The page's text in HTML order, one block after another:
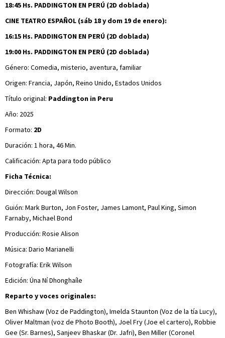
18:45 Hs. PADDINGTON EN PERÚ (2D doblada)
CINE TEATRO ESPAÑOL (sáb 18 y dom 19 de enero):
16:15 Hs. PADDINGTON EN PERÚ (2D doblada)
19:00 Hs. PADDINGTON EN PERÚ (2D doblada)
Género: Comedia, misterio, aventura, familiar
Origen: Francia, Japón, Reino Unido, Estados Unidos
Título original: Paddington in Peru
Año: 2025
Formato: 2D
Duración: 1 hora, 46 Min.
Calificación: Apta para todo público
Ficha Técnica:
Dirección: Dougal Wilson
Guión: Mark Burton, Jon Foster, James Lamont, Paul King, Simon
Farnaby, Michael Bond
Producción: Rosie Alison
Música: Dario Marianelli
Fotografía: Erik Wilson
Edición: Úna Ní Dhonghaíle
Reparto y voces originales:
Ben Whishaw (Voz de Paddington), Imelda Staunton (Voz de la tía Lucy),
Oliver Maltman (voz de Photo Booth), Joel Fry (Joe el cartero), Robbie
Gee (Sr. Barnes), Sanjeev Bhaskar (Dr. Jafri), Ben Miller (Coronel